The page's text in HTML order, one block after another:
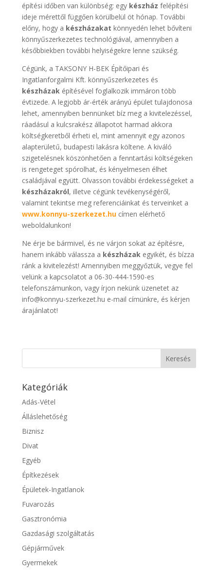
építési időben van különbség: egy készház felépítési
ideje mérettől függően körülbelül öt hónap. További
előny, hogy a készházakat könnyedén lehet bővíteni
könnyűszerkezetes technológiával, amennyiben a
későbbiekben további helyiségekre lenne szükség.
Cégünk, a TAKSONY H-BEK Építőipari és
Ingatlanforgalmi Kft. könnyűszerkezetes és
készházaképítésével foglalkozik immáron több
évtizede. A legjobb ár-érték arányú épület tulajdonosa
lehet, amennyiben bennünket bíz meg a kivitelezéssel,
ráadásul a kulcsrakész állapotot harmad akkora
költségkeretből érheti el, mint amennyit egy azonos
alapterületű, budapesti lakásra költene. A kiváló
szigetelésnek köszönhetően a fenntartási költségeken
is rengeteget spórolhat, és kényelmesen élhet
családjával együtt. Olvasson további érdekességeket a
készházakról, illetve cégünk tevékenységéről,
valamint tekintse meg referenciáinkat és terveinket a
www.konnyu-szerkezet.hucímen elérhető
weboldalunkon!
Ne érje be bármivel, és ne várjon sokat az építésre,
hanem inkább válassza a készházakegyikét, és bízza
ránk a kivitelezést! Amennyiben meggyőztük, vegye fel
velünk a kapcsolatot a 06-30-444-1590-es
telefonszámunkon, vagy írjon nekünk üzenetet az
info@konnyu-szerkezet.hu e-mail címünkre, és kérjen
árajánlatot!
Kategóriák
Adás-Vétel
Álláslehetőség
Biznisz
Divat
Egyéb
Építkezések
Épületek-Ingatlanok
Fuvarozás
Gasztronómia
Gazdasági szolgáltatás
Gépjárművek
Gyermekek